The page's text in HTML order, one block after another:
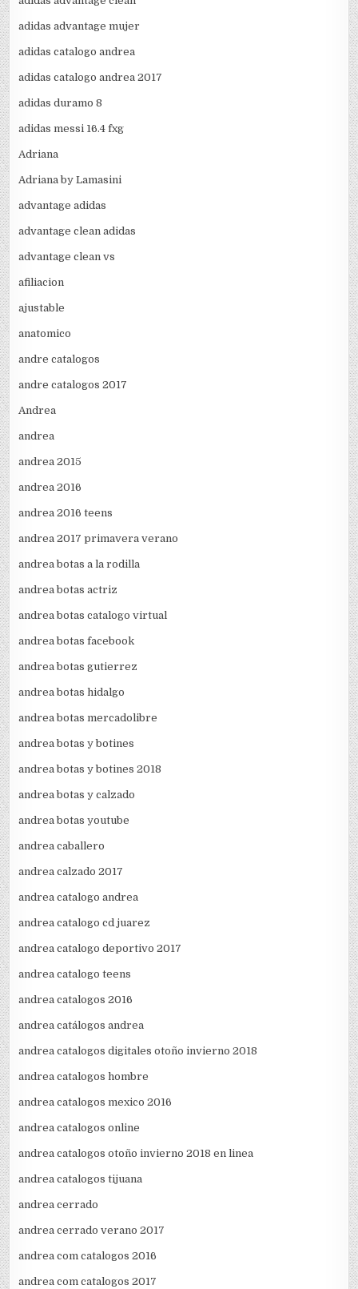
adidas advantage mujer
adidas catalogo andrea
adidas catalogo andrea 2017
adidas duramo 8
adidas messi 16.4 fxg
Adriana
Adriana by Lamasini
advantage adidas
advantage clean adidas
advantage clean vs
afiliacion
ajustable
anatomico
andre catalogos
andre catalogos 2017
Andrea
andrea
andrea 2015
andrea 2016
andrea 2016 teens
andrea 2017 primavera verano
andrea botas a la rodilla
andrea botas actriz
andrea botas catalogo virtual
andrea botas facebook
andrea botas gutierrez
andrea botas hidalgo
andrea botas mercadolibre
andrea botas y botines
andrea botas y botines 2018
andrea botas y calzado
andrea botas youtube
andrea caballero
andrea calzado 2017
andrea catalogo andrea
andrea catalogo cd juarez
andrea catalogo deportivo 2017
andrea catalogo teens
andrea catalogos 2016
andrea catálogos andrea
andrea catalogos digitales otoño invierno 2018
andrea catalogos hombre
andrea catalogos mexico 2016
andrea catalogos online
andrea catalogos otoño invierno 2018 en linea
andrea catalogos tijuana
andrea cerrado
andrea cerrado verano 2017
andrea com catalogos 2016
andrea com catalogos 2017